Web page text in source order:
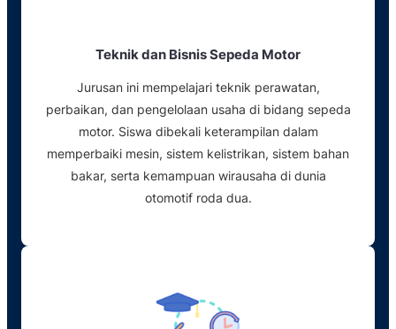
Teknik dan Bisnis Sepeda Motor
Jurusan ini mempelajari teknik perawatan,
perbaikan, dan pengelolaan usaha di bidang sepeda
motor. Siswa dibekali keterampilan dalam
memperbaiki mesin, sistem kelistrikan, sistem bahan
bakar, serta kemampuan wirausaha di dunia
otomotif roda dua.